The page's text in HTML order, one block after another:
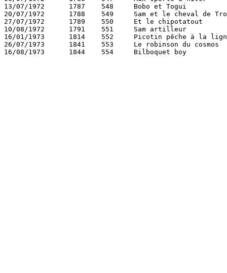
13/07/1972	1787	548	Bobo et Togui 			Rosy 	  		126
20/07/1972	1788	549	Sam et le cheval de Troie 	Lagas 	Deliège 	126
27/07/1972	1789	550	Et le chipotatout 		Noël Bissot 	  	126
10/08/1972	1791	551	Sam artilleur 			Lagas 	Deliège 	126
16/01/1973	1814	552	Picotin pêche à la ligne 	Francis 	  	128
26/07/1973	1841	553	Le robinson du cosmos 		Francis 	  	130